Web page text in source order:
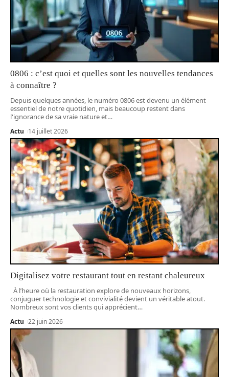
0806 : c’est quoi et quelles sont les nouvelles tendances
à connaître ?
Depuis quelques années, le numéro 0806 est devenu un élément
essentiel de notre quotidien, mais beaucoup restent dans
l'ignorance de sa vraie nature et…
Actu 14 juillet 2026
Digitalisez votre restaurant tout en restant chaleureux
À l’heure où la restauration explore de nouveaux horizons,
conjuguer technologie et convivialité devient un véritable atout.
Nombreux sont vos clients qui apprécient…
Actu 22 juin 2026